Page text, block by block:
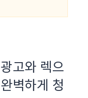
고와 렉으
벽하게 청